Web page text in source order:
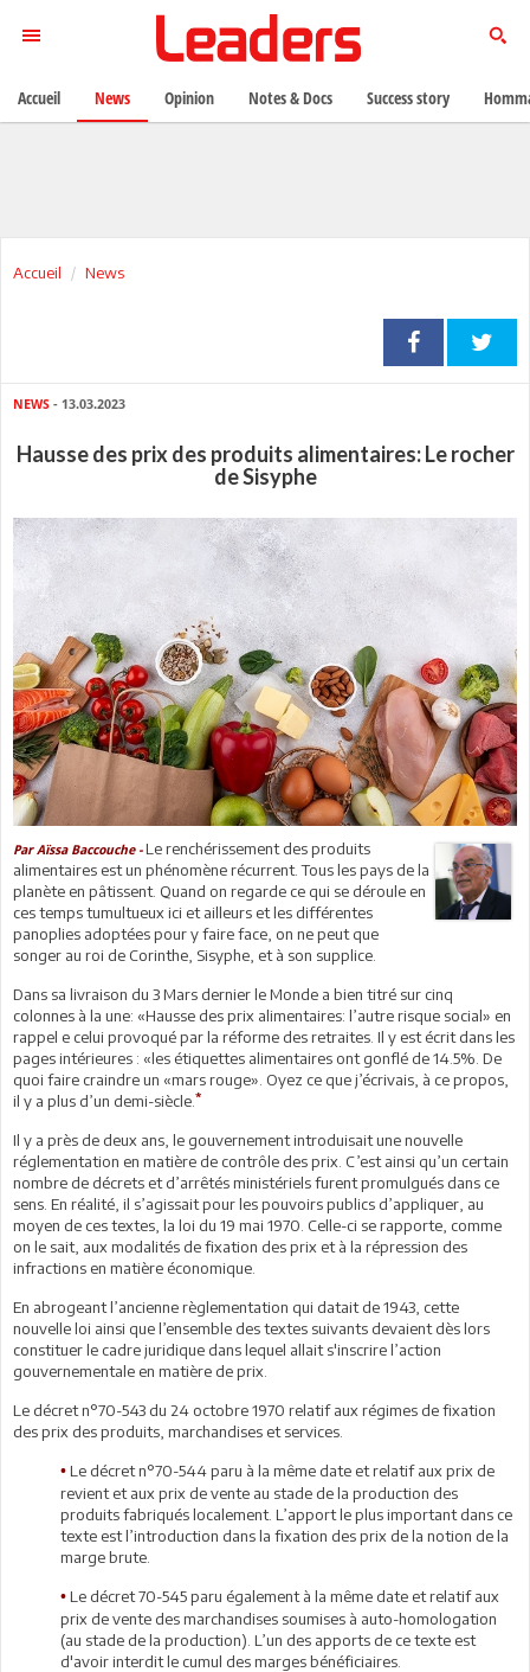
Accueil News
NEWS - 13.03.2023
Hausse des prix des produits alimentaires: Le rocher
de Sisyphe
Par Aïssa Baccouche -Le renchérissement des produits
alimentaires est un phénomène récurrent. Tous les pays de la
planète en pâtissent. Quand on regarde ce qui se déroule en
ces temps tumultueux ici et ailleurs et les différentes
panoplies adoptées pour y faire face, on ne peut que
songer au roi de Corinthe, Sisyphe, et à son supplice.
Dans sa livraison du 3 Mars dernier le Monde a bien titré sur cinq
colonnes à la une: «Hausse des prix alimentaires: l’autre risque social» en
rappel e celui provoqué par la réforme des retraites. Il y est écrit dans les
pages intérieures : «les étiquettes alimentaires ont gonflé de 14.5%. De
quoi faire craindre un «mars rouge». Oyez ce que j’écrivais, à ce propos,
il y a plus d’un demi-siècle. *
Il y a près de deux ans, le gouvernement introduisait une nouvelle
réglementation en matière de contrôle des prix. C’est ainsi qu’un certain
nombre de décrets et d’arrêtés ministériels furent promulgués dans ce
sens. En réalité, il s’agissait pour les pouvoirs publics d’appliquer, au
moyen de ces textes, la loi du 19 mai 1970. Celle-ci se rapporte, comme
on le sait, aux modalités de fixation des prix et à la répression des
infractions en matière économique.
En abrogeant l’ancienne règlementation qui datait de 1943, cette
nouvelle loi ainsi que l’ensemble des textes suivants devaient dès lors
constituer le cadre juridique dans lequel allait s'inscrire l’action
gouvernementale en matière de prix.
Le décret n°70-543 du 24 octobre 1970 relatif aux régimes de fixation
des prix des produits, marchandises et services.
• Le décret n°70-544 paru à la même date et relatif aux prix de
revient et aux prix de vente au stade de la production des
produits fabriqués localement. L’apport le plus important dans ce
texte est l’introduction dans la fixation des prix de la notion de la
marge brute.
• Le décret 70-545 paru également à la même date et relatif aux
prix de vente des marchandises soumises à auto-homologation
(au stade de la production). L’un des apports de ce texte est
d'avoir interdit le cumul des marges bénéficiaires.
Accueil News Opinion Notes & Docs Success story